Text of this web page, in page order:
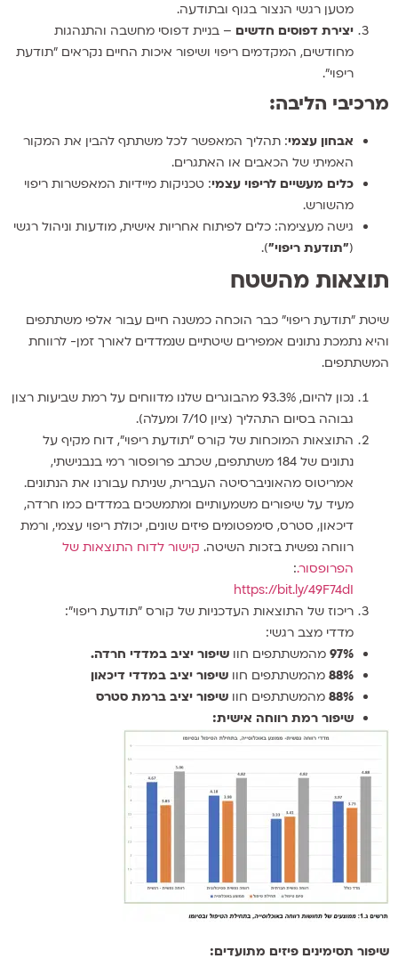
מטען רגשי הנצור בגוף ובתודעה.
יצירת דפוסים חדשים – בניית דפוסי מחשבה והתנהגות
מחודשים, המקדמים ריפוי ושיפור איכות החיים נקראים ״תודעת
ריפוי״.
מרכיבי הליבה:
אבחון עצמי: תהליך המאפשר לכל משתתף להבין את המקור
האמיתי של הכאבים או האתגרים.
כלים מעשיים לריפוי עצמי: טכניקות מיידיות המאפשרות ריפוי
מהשורש.
גישה מעצימה: כלים לפיתוח אחריות אישית, מודעות וניהול רגשי
(״תודעת ריפוי״).
תוצאות מהשטח
שיטת "תודעת ריפוי" כבר הוכחה כמשנה חיים עבור אלפי משתתפים
והיא נתמכת נתונים אמפירים שיטתיים שנמדדים לאורך זמן- לרווחת
המשתתפים.
נכון להיום, 93.3% מהבוגרים שלנו מדווחים על רמת שביעות רצון
גבוהה בסיום התהליך (ציון 7/10 ומעלה).
התוצאות המוכחות של קורס ״תודעת ריפוי״, דוח מקיף על
נתונים של 184 משתתפים, שכתב פרופסור רמי בנבנישתי,
אמריטוס מהאוניברסיטה העברית, שניתח עבורנו את הנתונים.
מעיד על שיפורים משמעותיים ומתמשכים במדדים כמו חרדה,
דיכאון, סטרס, סימפטומים פיזים שונים, יכולת ריפוי עצמי, ורמת
רווחה נפשית בזכות השיטה. קישור לדוח התוצאות של
הפרופסור.:
https://bit.ly/49F74dI
ריכוז של התוצאות העדכניות של קורס ״תודעת ריפוי״:
מדדי מצב רגשי:
97% מהמשתתפים חוו שיפור יציב במדדי חרדה.
88% מהמשתתפים חוו שיפור יציב במדדי דיכאון
88% מהמשתתפים חוו שיפור יציב ברמת סטרס
שיפור רמת רווחה אישית:
שיפור תסימינים פיזים מתועדים: